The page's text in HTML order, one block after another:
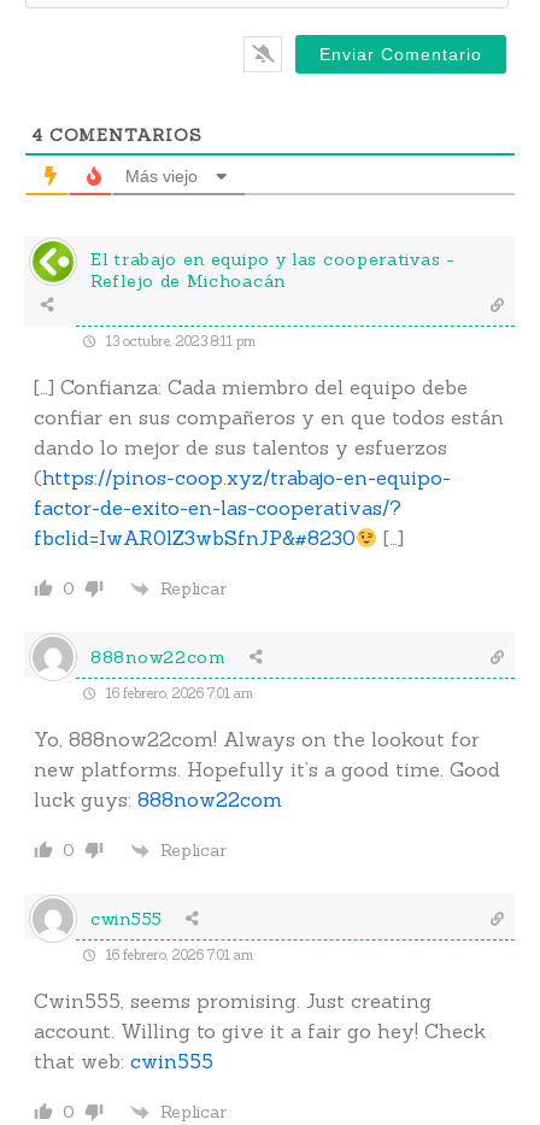
4 COMENTARIOS
Más viejo
El trabajo en equipo y las cooperativas -
Reflejo de Michoacán
13 octubre, 2023 8:11 pm
[…] Confianza: Cada miembro del equipo debe
confiar en sus compañeros y en que todos están
dando lo mejor de sus talentos y esfuerzos
(https://pinos-coop.xyz/trabajo-en-equipo-
factor-de-exito-en-las-cooperativas/?
fbclid=IwAR0lZ3wbSfnJP&#8230
[…]
0 Replicar
888now22com
16 febrero, 2026 7:01 am
Yo, 888now22com! Always on the lookout for
new platforms. Hopefully it’s a good time. Good
luck guys: 888now22com
0 Replicar
cwin555
16 febrero, 2026 7:01 am
Cwin555, seems promising. Just creating
account. Willing to give it a fair go hey! Check
that web: cwin555
0 Replicar